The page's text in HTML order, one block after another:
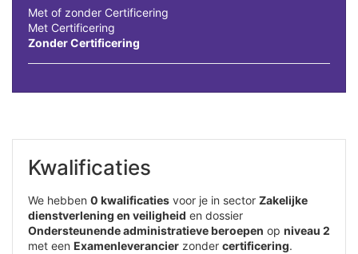
Met of zonder Certificering
Met Certificering
Zonder Certificering
Kwalificaties
We hebben 0 kwalificaties voor je in sector Zakelijke
dienstverlening en veiligheid en dossier
Ondersteunende administratieve beroepen op niveau 2
met een Examenleverancier zonder certificering.